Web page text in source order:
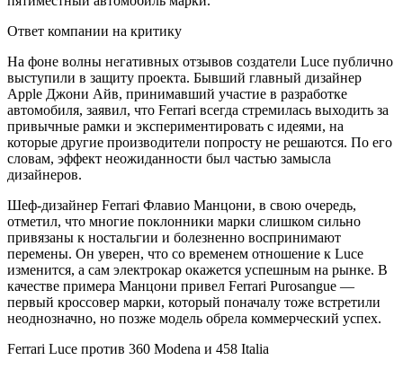
Ответ компании на критику
На фоне волны негативных отзывов создатели Luce публично
выступили в защиту проекта. Бывший главный дизайнер
Apple Джони Айв, принимавший участие в разработке
автомобиля, заявил, что Ferrari всегда стремилась выходить за
привычные рамки и экспериментировать с идеями, на
которые другие производители попросту не решаются. По его
словам, эффект неожиданности был частью замысла
дизайнеров.
Шеф-дизайнер Ferrari Флавио Манцони, в свою очередь,
отметил, что многие поклонники марки слишком сильно
привязаны к ностальгии и болезненно воспринимают
перемены. Он уверен, что со временем отношение к Luce
изменится, а сам электрокар окажется успешным на рынке. В
качестве примера Манцони привел Ferrari Purosangue —
первый кроссовер марки, который поначалу тоже встретили
неоднозначно, но позже модель обрела коммерческий успех.
Ferrari Luce против 360 Modena и 458 Italia